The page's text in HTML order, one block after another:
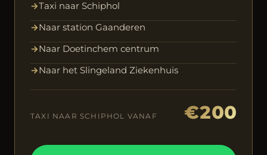
→Taxi naar Schiphol
→Naar station Gaanderen
→Naar Doetinchem centrum
→Naar het Slingeland Ziekenhuis
TAXI NAAR SCHIPHOL VANAF €200